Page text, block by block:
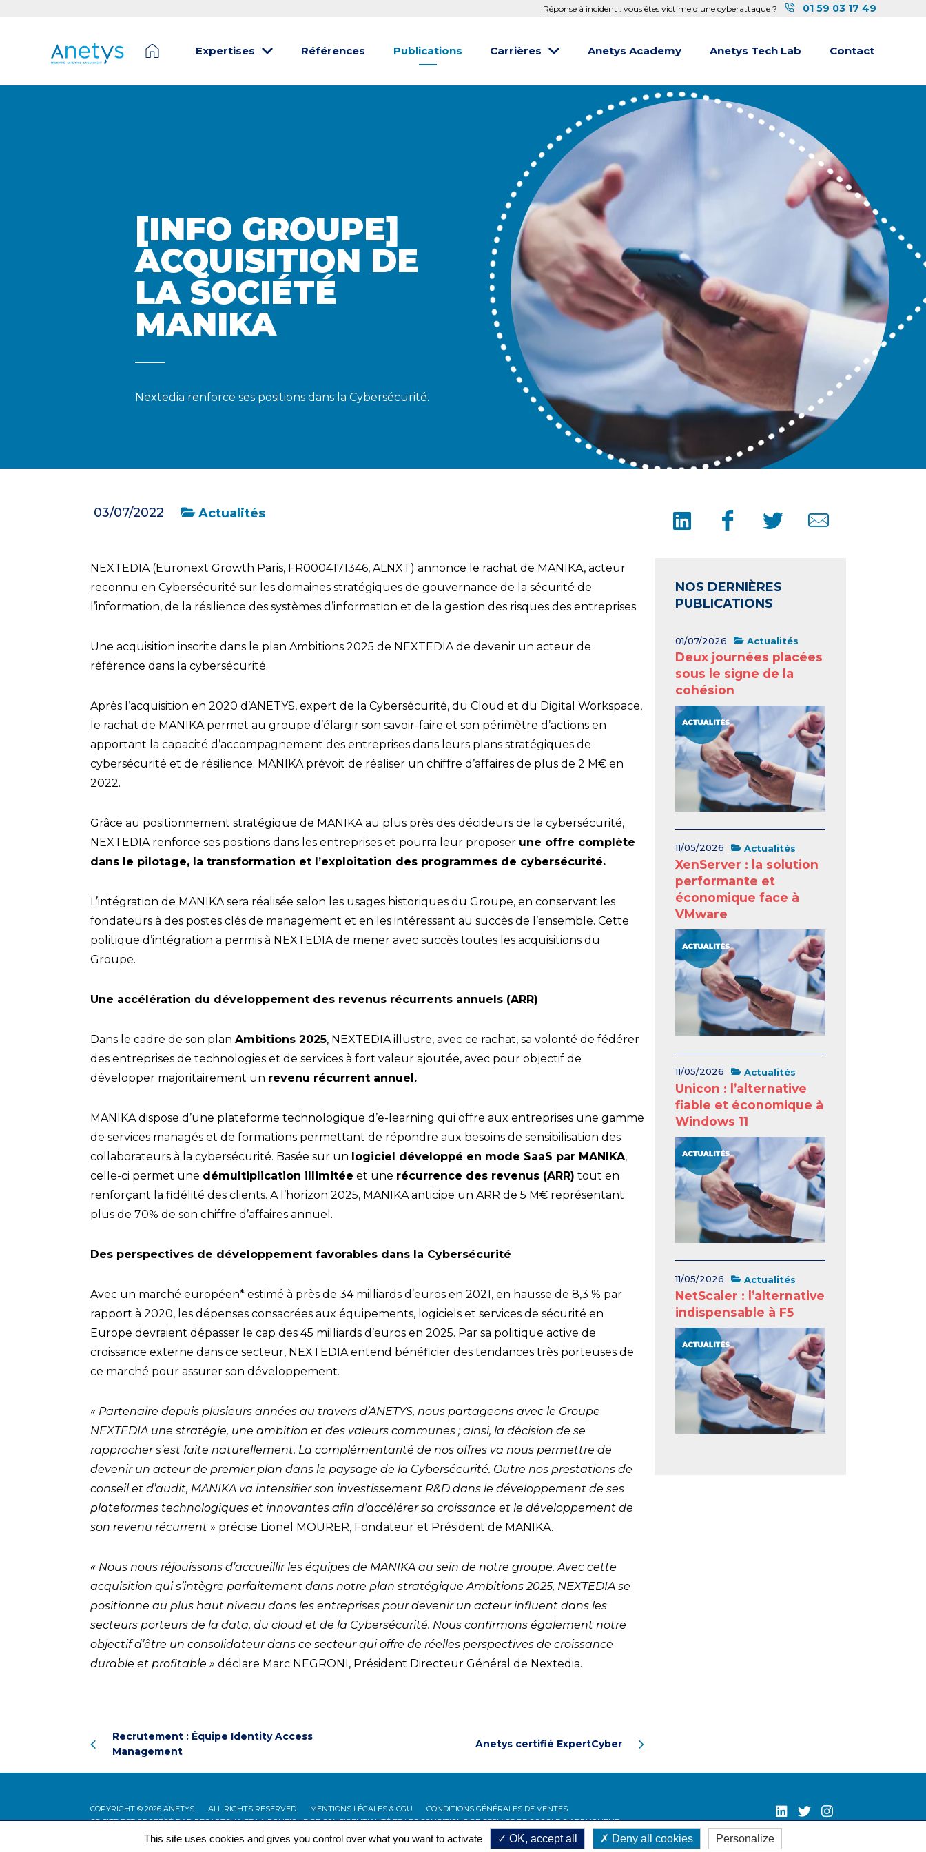
Réponse à incident : vous êtes victime d'une cyberattaque ? 01 59 03 17 49
Expertises Références Publications Carrières Anetys Academy Anetys Tech Lab Contact
[INFO GROUPE]
ACQUISITION DE
LA SOCIÉTÉ
MANIKA
Nextedia renforce ses positions dans la Cybersécurité.
03/07/2022 Actualités
NEXTEDIA (Euronext Growth Paris, FR0004171346, ALNXT) annonce le rachat de MANIKA, acteur
reconnu en Cybersécurité sur les domaines stratégiques de gouvernance de la sécurité de
l’information, de la résilience des systèmes d’information et de la gestion des risques des entreprises.
Une acquisition inscrite dans le plan Ambitions 2025 de NEXTEDIA de devenir un acteur de
référence dans la cybersécurité.
Après l’acquisition en 2020 d’ANETYS, expert de la Cybersécurité, du Cloud et du Digital Workspace,
le rachat de MANIKA permet au groupe d’élargir son savoir-faire et son périmètre d’actions en
apportant la capacité d’accompagnement des entreprises dans leurs plans stratégiques de
cybersécurité et de résilience. MANIKA prévoit de réaliser un chiffre d’affaires de plus de 2 M€ en
2022.
Grâce au positionnement stratégique de MANIKA au plus près des décideurs de la cybersécurité,
NEXTEDIA renforce ses positions dans les entreprises et pourra leur proposer une offre complète
dans le pilotage, la transformation et l’exploitation des programmes de cybersécurité.
L’intégration de MANIKA sera réalisée selon les usages historiques du Groupe, en conservant les
fondateurs à des postes clés de management et en les intéressant au succès de l’ensemble. Cette
politique d’intégration a permis à NEXTEDIA de mener avec succès toutes les acquisitions du
Groupe.
Une accélération du développement des revenus récurrents annuels (ARR)
Dans le cadre de son plan Ambitions 2025, NEXTEDIA illustre, avec ce rachat, sa volonté de fédérer
des entreprises de technologies et de services à fort valeur ajoutée, avec pour objectif de
développer majoritairement un revenu récurrent annuel.
MANIKA dispose d’une plateforme technologique d’e-learning qui offre aux entreprises une gamme
de services managés et de formations permettant de répondre aux besoins de sensibilisation des
collaborateurs à la cybersécurité. Basée sur un logiciel développé en mode SaaS par MANIKA,
celle-ci permet une démultiplication illimitée et une récurrence des revenus (ARR) tout en
renforçant la fidélité des clients. A l’horizon 2025, MANIKA anticipe un ARR de 5 M€ représentant
plus de 70% de son chiffre d’affaires annuel.
Des perspectives de développement favorables dans la Cybersécurité
Avec un marché européen* estimé à près de 34 milliards d’euros en 2021, en hausse de 8,3 % par
rapport à 2020, les dépenses consacrées aux équipements, logiciels et services de sécurité en
Europe devraient dépasser le cap des 45 milliards d’euros en 2025. Par sa politique active de
croissance externe dans ce secteur, NEXTEDIA entend bénéficier des tendances très porteuses de
ce marché pour assurer son développement.
« Partenaire depuis plusieurs années au travers d’ANETYS, nous partageons avec le Groupe
NEXTEDIA une stratégie, une ambition et des valeurs communes ; ainsi, la décision de se
rapprocher s’est faite naturellement. La complémentarité de nos offres va nous permettre de
devenir un acteur de premier plan dans le paysage de la Cybersécurité. Outre nos prestations de
conseil et d’audit, MANIKA va intensifier son investissement R&D dans le développement de ses
plateformes technologiques et innovantes afin d’accélérer sa croissance et le développement de
son revenu récurrent » précise Lionel MOURER, Fondateur et Président de MANIKA.
« Nous nous réjouissons d’accueillir les équipes de MANIKA au sein de notre groupe. Avec cette
acquisition qui s’intègre parfaitement dans notre plan stratégique Ambitions 2025, NEXTEDIA se
positionne au plus haut niveau dans les entreprises pour devenir un acteur influent dans les
secteurs porteurs de la data, du cloud et de la Cybersécurité. Nous confirmons également notre
objectif d’être un consolidateur dans ce secteur qui offre de réelles perspectives de croissance
durable et profitable » déclare Marc NEGRONI, Président Directeur Général de Nextedia.
Recrutement : Équipe Identity Access
Management
Anetys certifié ExpertCyber
NOS DERNIÈRES
PUBLICATIONS
01/07/2026 Actualités
Deux journées placées
sous le signe de la
cohésion
11/05/2026 Actualités
XenServer : la solution
performante et
économique face à
VMware
11/05/2026 Actualités
Unicon : l’alternative
fiable et économique à
Windows 11
11/05/2026 Actualités
NetScaler : l’alternative
indispensable à F5
COPYRIGHT © 2026 ANETYS ALL RIGHTS RESERVED MENTIONS LÉGALES & CGU
CONDITIONS GÉNÉRALES DE VENTES
CE SITE EST PROTÉGÉ PAR RECAPTCHA ET LA POLITIQUE DE CONFIDENTIALITÉ ET LES CONDITIONS DE SERVICE DE GOOGLE S'APPLIQUENT.
This site uses cookies and gives you control over what you want to activate OK, accept all Deny all cookies Personalize